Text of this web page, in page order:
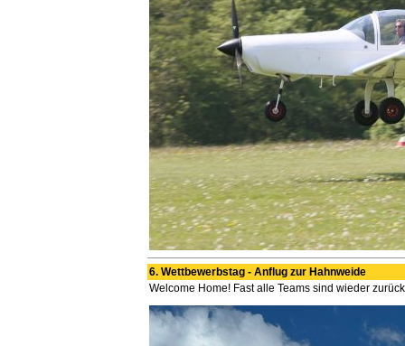
6. Wettbewerbstag - Anflug zur Hahnweide
Welcome Home! Fast alle Teams sind wieder